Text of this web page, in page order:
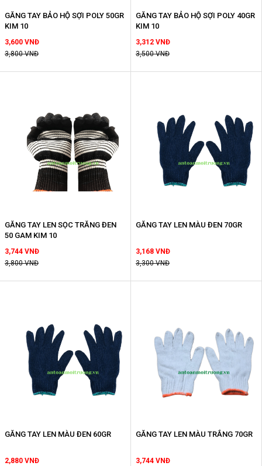
GĂNG TAY BẢO HỘ SỢI POLY 50GR
KIM 10
3,600 VNĐ
3,800 VNĐ
GĂNG TAY BẢO HỘ SỢI POLY 40GR
KIM 10
3,312 VNĐ
3,500 VNĐ
GĂNG TAY LEN SỌC TRĂNG ĐEN
50 GAM KIM 10
3,744 VNĐ
3,800 VNĐ
GĂNG TAY LEN MÀU ĐEN 70GR
3,168 VNĐ
3,300 VNĐ
GĂNG TAY LEN MÀU ĐEN 60GR
2,880 VNĐ
GĂNG TAY LEN MÀU TRẮNG 70GR
3,744 VNĐ